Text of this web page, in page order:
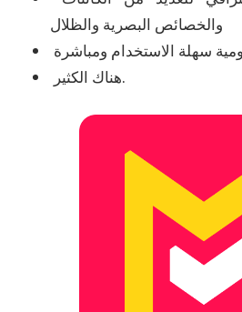
والخصائص البصرية والظلال
سهلة الاستخدام ومباشرة
هناك الكثير.